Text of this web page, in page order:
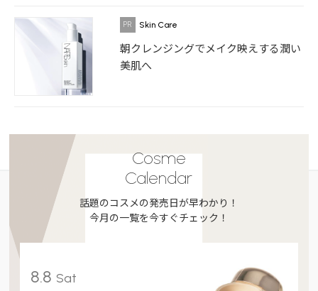
Skin Care
朝クレンジングでメイク映えする潤い
美肌へ
Cosme
Calendar
話題のコスメの発売日が早わかり！
今月の一覧を今すぐチェック！
8.8 Sat